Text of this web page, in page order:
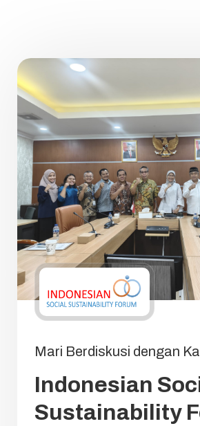
Mari Berdiskusi dengan
Indonesian
Sustainability